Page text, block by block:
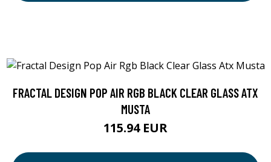
FRACTAL DESIGN POP AIR RGB BLACK CLEAR GLASS ATX
MUSTA
115.94 EUR